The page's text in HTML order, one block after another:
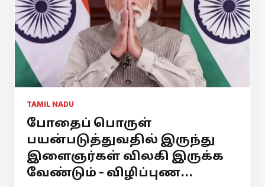
TAMIL NADU
போதைப் பொருள்
பயன்படுத்துவதில் இருந்து
இளைஞர்கள் விலகி இருக்க
வேண்டும் - விழிப்புண...